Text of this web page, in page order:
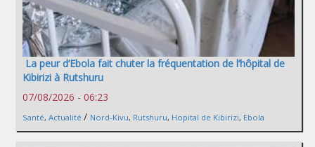
La peur d’Ebola fait chuter la fréquentation de l’hôpital de
Kibirizi à Rutshuru
07/08/2026 - 06:23
Santé, Actualité / Nord-Kivu, Rutshuru, Hopital de Kibirizi, Ebola